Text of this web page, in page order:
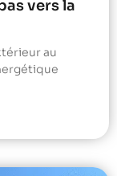
vers la
au